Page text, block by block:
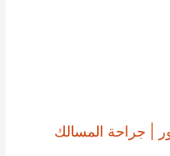
| جراحة المسالك